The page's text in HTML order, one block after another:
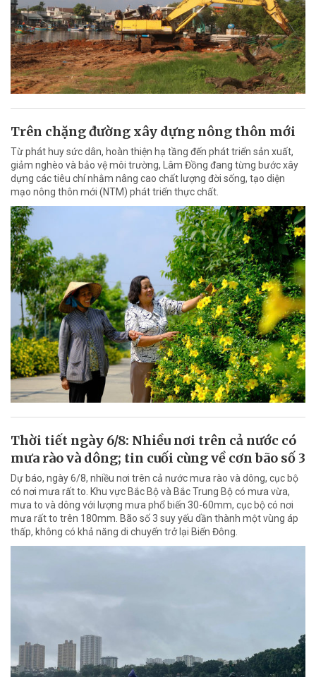
Trên chặng đường xây dựng nông thôn mới
Từ phát huy sức dân, hoàn thiện hạ tầng đến phát triển sản xuất,
giảm nghèo và bảo vệ môi trường, Lâm Đồng đang từng bước xây
dựng các tiêu chí nhằm nâng cao chất lượng đời sống, tạo diện
mạo nông thôn mới (NTM) phát triển thực chất.
Thời tiết ngày 6/8: Nhiều nơi trên cả nước có
mưa rào và dông; tin cuối cùng về cơn bão số 3
Dự báo, ngày 6/8, nhiều nơi trên cả nước mưa rào và dông, cục bộ
có nơi mưa rất to. Khu vực Bắc Bộ và Bắc Trung Bộ có mưa vừa,
mưa to và dông với lượng mưa phổ biến 30-60mm, cục bộ có nơi
mưa rất to trên 180mm. Bão số 3 suy yếu dần thành một vùng áp
thấp, không có khả năng di chuyển trở lại Biển Đông.